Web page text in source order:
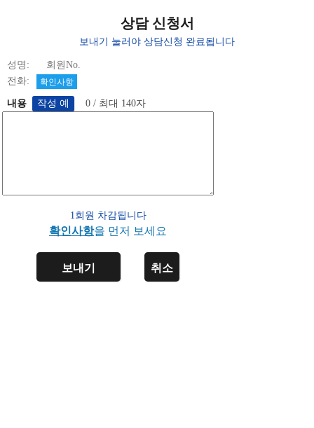
상담 신청서
보내기 눌러야 상담신청 완료됩니다
성명: 회원No.
전화:
확인사항
내용 0 / 최대 140자
1회원 차감됩니다
확인사항을 먼저 보세요